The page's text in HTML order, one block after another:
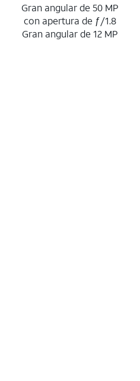
Gran angular de 50 MP
con apertura de ƒ/1.8
Gran angular de 12 MP